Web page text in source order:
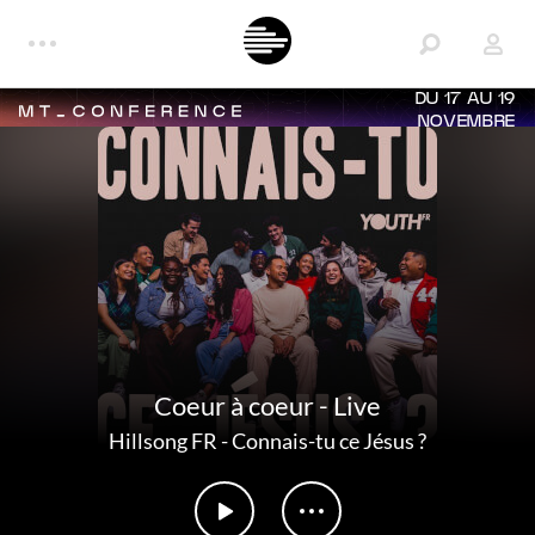
DU 17 AU 19
NOVEMBRE
Coeur à coeur - Live
Hillsong FR-Connais-tu ce Jésus ?